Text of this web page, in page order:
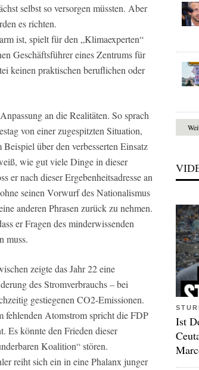
selbst so versorgen müssten. Aber
es richten.
ist, spielt für den „Klimaexperten“
Geschäftsführer eines Zentrums für
keinen praktischen beruflichen oder
an die Realitäten. So sprach
von einer zugespitzten Situation,
über den verbesserten Einsatz
wie gut viele Dinge in dieser
nach dieser Ergebenheitsadresse an
seinen Vorwurf des Nationalismus
anderen Phrasen zurück zu nehmen.
er Fragen des minderwissenden
muss.
zeigte das Jahr 22 eine
des Stromverbrauchs – bei
gestiegenen CO2-Emissionen.
fehlenden Atomstrom spricht die FDP
Es könnte den Frieden dieser
Koalition“ stören.
reiht sich ein in eine Phalanx junger
Ist